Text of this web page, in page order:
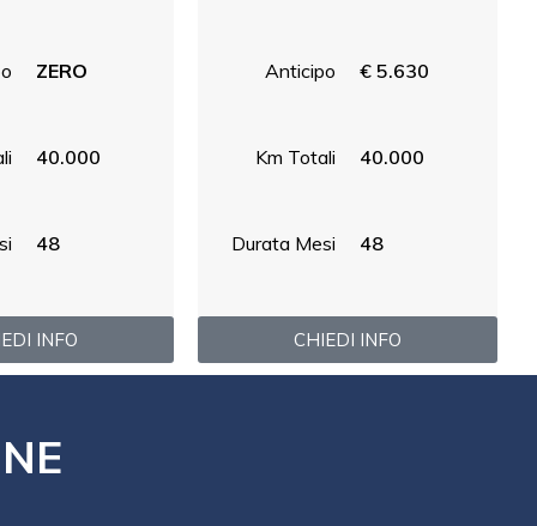
ZERO
40.000
48
INFO
Anticipo € 5.630
Km Totali 40.000
Durata Mesi 48
CHIEDI INFO